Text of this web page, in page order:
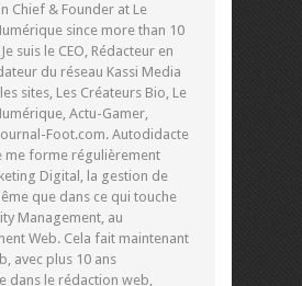
Chief & Founder at Le
since more than 10
suis le CEO, Rédacteur en
du réseau Kassi Media
sites, Les Créateurs Bio, Le
Actu-Gamer,
Foot.com. Autodidacte
me forme régulièrement
Digital, la gestion de
que dans ce qui touche
Management, au
Web. Cela fait maintenant
avec plus 10 ans
dans le rédaction web,